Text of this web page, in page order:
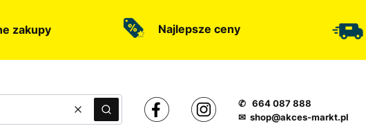
zakupy Najlepsze ceny
WyczyśćSzukaj
✆ 664 087 888
✉ shop@akces-markt.pl